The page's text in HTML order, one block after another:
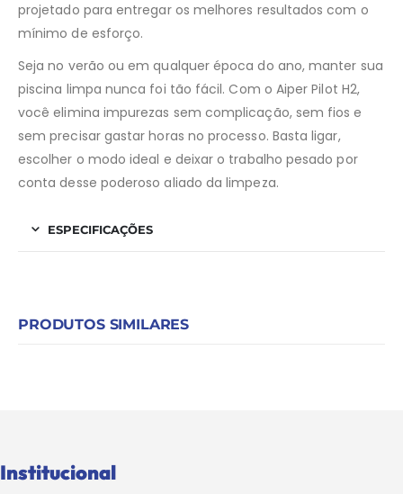
projetado para entregar os melhores resultados com o
mínimo de esforço.
Seja no verão ou em qualquer época do ano, manter sua
piscina limpa nunca foi tão fácil. Com o Aiper Pilot H2,
você elimina impurezas sem complicação, sem fios e
sem precisar gastar horas no processo. Basta ligar,
escolher o modo ideal e deixar o trabalho pesado por
conta desse poderoso aliado da limpeza.
ESPECIFICAÇÕES
PRODUTOS SIMILARES
Institucional